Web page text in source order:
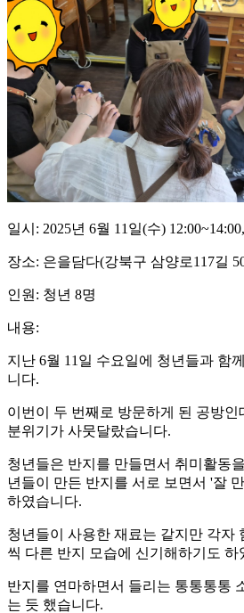
일시: 2025년 6월 11일(수)
장소: 은을담다(강북구 삼양로117길
인원: 청년 8명
내용:
지난 6월 11일 수요일에 청년들과 함
니다.
이번이 두 번째로 방문하게 된 공방
분위기가 사뭇달랐습니다.
청년들은 반지를 만들면서 취미활동
년들이 만든 반지를 서로 보면서 '잘
하였습니다.
청년들이 사용한 재료는 같지만 각자
씩 다른 반지 모습에 신기해하기도 하
반지를 연마하면서 들리는 통통통통
는 듯 했습니다.